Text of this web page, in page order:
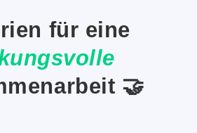
für eine
🤝